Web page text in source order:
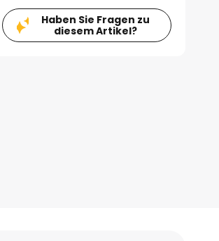
Haben Sie Fragen zu
diesem Artikel?